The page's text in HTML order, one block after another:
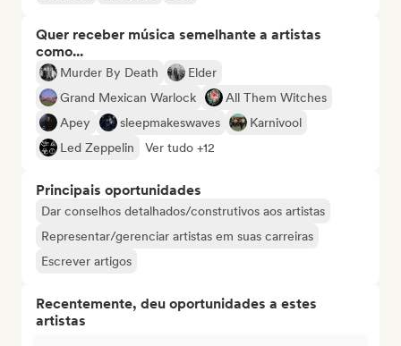
Quer receber música semelhante a artistas
como...
Murder By Death
Elder
Grand Mexican Warlock
All Them Witches
Apey
sleepmakeswaves
Karnivool
Led Zeppelin
Ver tudo +12
Principais oportunidades
Dar conselhos detalhados/construtivos aos artistas
Representar/gerenciar artistas em suas carreiras
Escrever artigos
Recentemente, deu oportunidades a estes
artistas